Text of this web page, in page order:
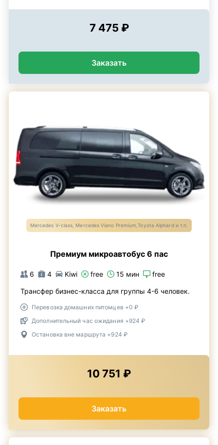
7 475 ₽
Заказать
Mercedes V-class, Mercedes Viano Premium,Toyota Alphard и т.п.
Премиум микроавтобус 6 пас
6 4 Kiwi free 15 мин free
Трансфер бизнес-класса для группы 4-6 человек.
Перевозка домашних питомцев +0 ₽
Дополнительный час ожидания +924 ₽
Остановка вне маршрута +924 ₽
10 751 ₽
Заказать